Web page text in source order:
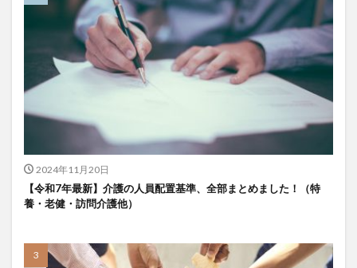
2024年11月20日
【令和7年最新】介護の人員配置基準、全部まとめました！（特
養・老健・訪問介護他）